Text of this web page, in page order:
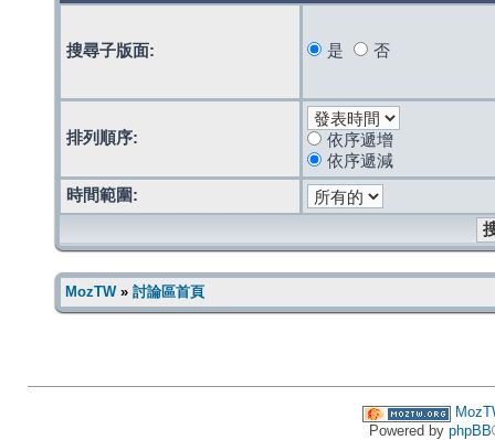
搜尋子版面: 是 否
排列順序:
依序遞增
依序遞減
時間範圍:
MozTW» 討論區首頁
Powered by phpBB